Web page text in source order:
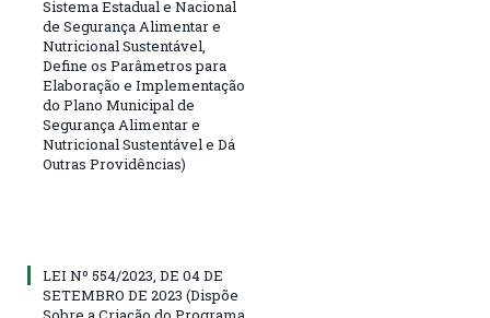
Sistema Estadual e Nacional
de Segurança Alimentar e
Nutricional Sustentável,
Define os Parâmetros para
Elaboração e Implementação
do Plano Municipal de
Segurança Alimentar e
Nutricional Sustentável e Dá
Outras Providências)
LEI Nº 554/2023, DE 04 DE
SETEMBRO DE 2023 (Dispõe